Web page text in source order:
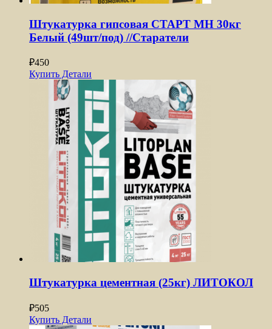
Штукатурка гипсовая СТАРТ МН 30кг
Белый (49шт/под) //Старатели
₽450
Купить Детали
Штукатурка цементная (25кг) ЛИТОКОЛ
₽505
Купить Детали